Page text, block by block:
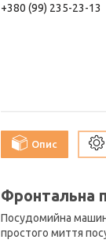
+380 (99) 235-23-13
Опис
Фронтальна
Посудомийна
простого миття